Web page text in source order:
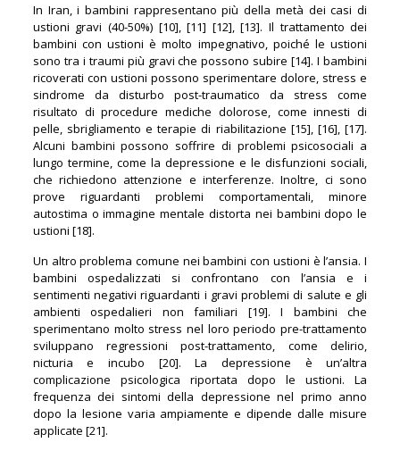
In Iran, i bambini rappresentano più della metà dei casi di
ustioni gravi (40-50%) [10], [11] [12], [13]. Il trattamento dei
bambini con ustioni è molto impegnativo, poiché le ustioni
sono tra i traumi più gravi che possono subire [14]. I bambini
ricoverati con ustioni possono sperimentare dolore, stress e
sindrome da disturbo post-traumatico da stress come
risultato di procedure mediche dolorose, come innesti di
pelle, sbrigliamento e terapie di riabilitazione [15], [16], [17].
Alcuni bambini possono soffrire di problemi psicosociali a
lungo termine, come la depressione e le disfunzioni sociali,
che richiedono attenzione e interferenze. Inoltre, ci sono
prove riguardanti problemi comportamentali, minore
autostima o immagine mentale distorta nei bambini dopo le
ustioni [18].
Un altro problema comune nei bambini con ustioni è l’ansia. I
bambini ospedalizzati si confrontano con l’ansia e i
sentimenti negativi riguardanti i gravi problemi di salute e gli
ambienti ospedalieri non familiari [19]. I bambini che
sperimentano molto stress nel loro periodo pre-trattamento
sviluppano regressioni post-trattamento, come delirio,
nicturia e incubo [20]. La depressione è un’altra
complicazione psicologica riportata dopo le ustioni. La
frequenza dei sintomi della depressione nel primo anno
dopo la lesione varia ampiamente e dipende dalle misure
applicate [21].